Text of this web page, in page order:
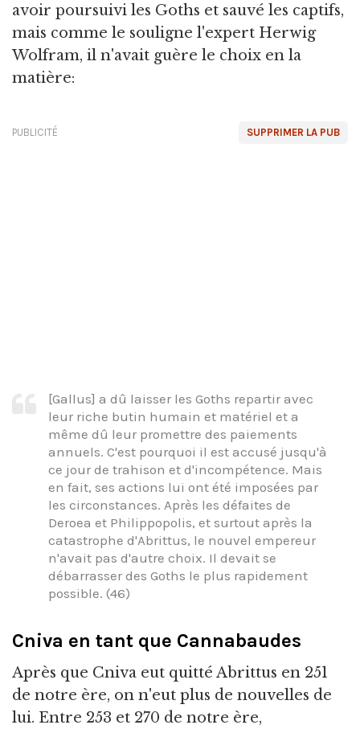
avoir poursuivi les Goths et sauvé les captifs,
mais comme le souligne l'expert Herwig
Wolfram, il n'avait guère le choix en la
matière:
SUPPRIMER LA PUB
PUBLICITÉ
[Gallus] a dû laisser les Goths repartir avec
leur riche butin humain et matériel et a
même dû leur promettre des paiements
annuels. C'est pourquoi il est accusé jusqu'à
ce jour de trahison et d'incompétence. Mais
en fait, ses actions lui ont été imposées par
les circonstances. Après les défaites de
Deroea et Philippopolis, et surtout après la
catastrophe d'Abrittus, le nouvel empereur
n'avait pas d'autre choix. Il devait se
débarrasser des Goths le plus rapidement
possible. (46)
Cniva en tant que Cannabaudes
Après que Cniva eut quitté Abrittus en 251
de notre ère, on n'eut plus de nouvelles de
lui. Entre 253 et 270 de notre ère,